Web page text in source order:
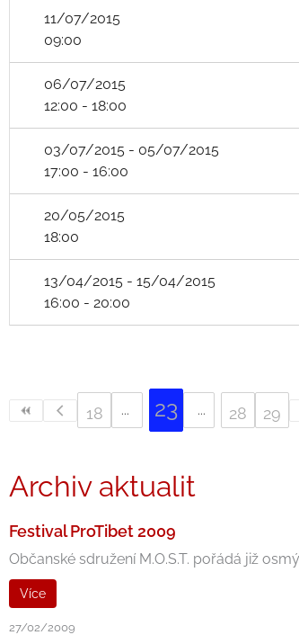
11/07/2015
09:00
06/07/2015
12:00 - 18:00
03/07/2015 - 05/07/2015
17:00 - 16:00
20/05/2015
18:00
13/04/2015 - 15/04/2015
16:00 - 20:00
18 23 28 29
Archiv aktualit
Festival ProTibet 2009
Občanské sdružení M.O.S.T. pořádá již
Více
27/02/2009